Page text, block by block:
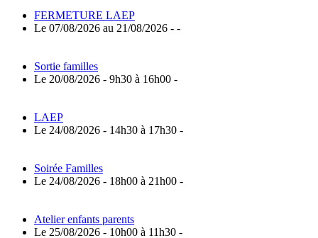
FERMETURE LAEP
Le 07/08/2026 au 21/08/2026 - -
Sortie familles
Le 20/08/2026 - 9h30 à 16h00 -
LAEP
Le 24/08/2026 - 14h30 à 17h30 -
Soirée Familles
Le 24/08/2026 - 18h00 à 21h00 -
Atelier enfants parents
Le 25/08/2026 - 10h00 à 11h30 -